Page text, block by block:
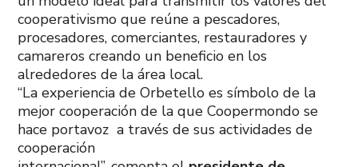
cooperativismo que reúne a pescadores,
procesadores, comerciantes, restauradores y
camareros creando un beneficio en los
alrededores de la área local.
“La experiencia de Orbetello es símbolo de la
mejor cooperación de la que Coopermondo se
hace portavoz a través de sus actividades de
cooperación